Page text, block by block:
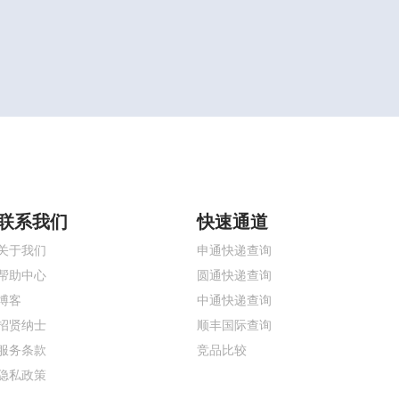
系我们
于我们
助中心
客
贤纳士
务条款
私政策
快速通道
申通快递查询
圆通快递查询
中通快递查询
顺丰国际查询
竞品比较